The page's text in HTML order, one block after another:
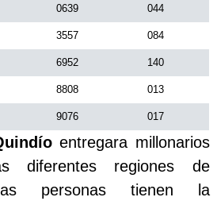
0639 044
3557 084
6952 140
8808 013
9076 017
entregara millonarios
diferentes regiones de
personas tienen la